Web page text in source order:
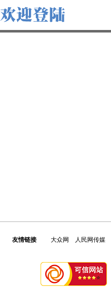
友情链接 大众网 人民网传媒